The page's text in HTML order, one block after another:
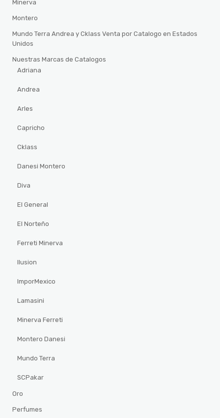
Minerva
Montero
Mundo Terra Andrea y Cklass Venta por Catalogo en Estados
Unidos
Nuestras Marcas de Catalogos
Adriana
Andrea
Arles
Capricho
Cklass
Danesi Montero
Diva
El General
El Norteño
Ferreti Minerva
Ilusion
ImporMexico
Lamasini
Minerva Ferreti
Montero Danesi
Mundo Terra
SCPakar
Oro
Perfumes